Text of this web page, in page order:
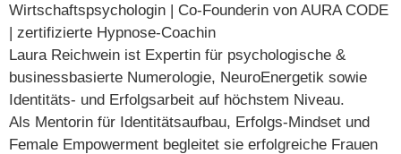
Wirtschaftspsychologin | Co-Founderin von AURA CODE
| zertifizierte Hypnose-Coachin
Laura Reichwein ist Expertin für psychologische &
businessbasierte Numerologie, NeuroEnergetik sowie
Identitäts- und Erfolgsarbeit auf höchstem Niveau.
Als Mentorin für Identitätsaufbau, Erfolgs-Mindset und
Female Empowerment begleitet sie erfolgreiche Frauen